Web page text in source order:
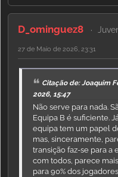
D_ominguez8
27 de Maio de 2026, 23:31
Citação de: Joaquim
2026, 15:47
Não serve para nada.
Equipa B é suficiente.
equipa tem um papel
mas, sinceramente,
transição faz-se para a
com todos, parece
para 90% dos